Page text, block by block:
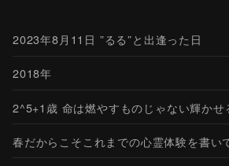
2023年8月11日 ”るる”と出逢った日
2018年
2^5+1歳 命は燃やすものじゃない輝かせ
春だからこそこれまでの心霊体験を書い